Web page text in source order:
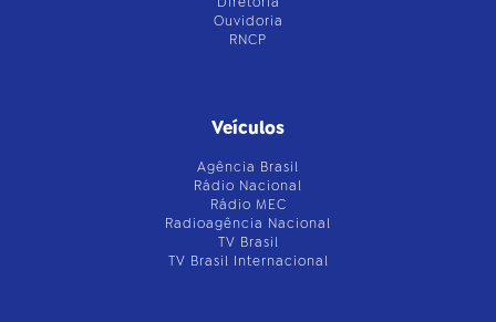
Ouvidoria
RNCP
Veículos
Agência Brasil
Rádio Nacional
Rádio MEC
Radioagência Nacional
TV Brasil
TV Brasil Internacional